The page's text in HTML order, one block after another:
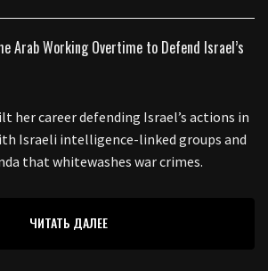
her career defending Israel’s actions in
Israeli intelligence-linked groups and
that whitewashes war crimes.
ЧИТАТЬ ДАЛЕЕ